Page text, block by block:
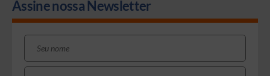
Assine nossa Newsletter